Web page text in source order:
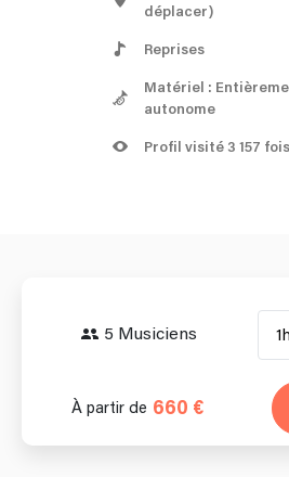
déplacer)
Reprises
Matériel :
autonome
Profil visité 3 157 fois
5 Musiciens
À partir de 660 €